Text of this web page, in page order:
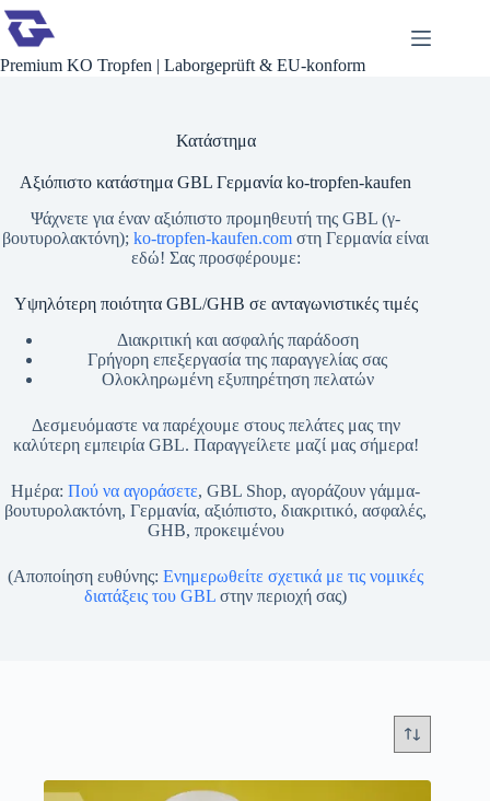
Μετάβαση
στο
περιεχόμενο
Premium KO Tropfen | Laborgeprüft & EU-konform
Κατάστημα
Αξιόπιστο κατάστημα GBL Γερμανία ko-tropfen-kaufen
Ψάχνετε για έναν αξιόπιστο προμηθευτή της GBL (γ-
βουτυρολακτόνη);ko-tropfen-kaufen.com στη Γερμανία είναι
εδώ! Σας προσφέρουμε:
Υψηλότερη ποιότητα GBL/GHB σε ανταγωνιστικές τιμές
Διακριτική και ασφαλής παράδοση
Γρήγορη επεξεργασία της παραγγελίας σας
Ολοκληρωμένη εξυπηρέτηση πελατών
Δεσμευόμαστε να παρέχουμε στους πελάτες μας την
καλύτερη εμπειρία GBL. Παραγγείλετε μαζί μας σήμερα!
Ημέρα:Πού να αγοράσετε, GBL Shop, αγοράζουν γάμμα-
βουτυρολακτόνη, Γερμανία, αξιόπιστο, διακριτικό, ασφαλές,
GHB, προκειμένου
(Αποποίηση ευθύνης:Ενημερωθείτε σχετικά με τις νομικές
διατάξεις του GBL στην περιοχή σας)